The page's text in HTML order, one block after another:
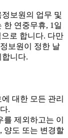
보원의 업무 및
한 연중무휴, 1일
으로 합니다. 다만
보원이 정한 날
니다.
대한 모든 관리
.
제외하고는 이
양도 또는 변경할